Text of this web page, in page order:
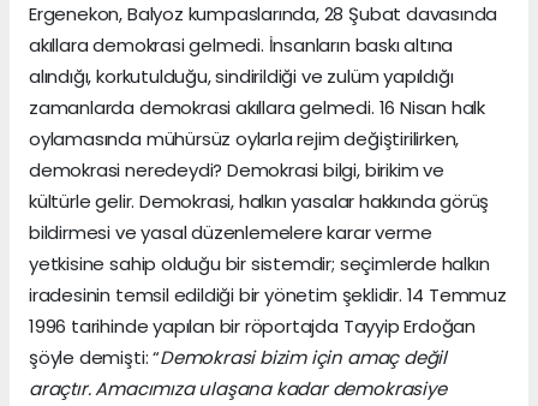
Ergenekon, Balyoz kumpaslarında, 28 Şubat davasında
akıllara demokrasi gelmedi. İnsanların baskı altına
alındığı, korkutulduğu, sindirildiği ve zulüm yapıldığı
zamanlarda demokrasi akıllara gelmedi. 16 Nisan halk
oylamasında mühürsüz oylarla rejim değiştirilirken,
demokrasi neredeydi? Demokrasi bilgi, birikim ve
kültürle gelir. Demokrasi, halkın yasalar hakkında görüş
bildirmesi ve yasal düzenlemelere karar verme
yetkisine sahip olduğu bir sistemdir; seçimlerde halkın
iradesinin temsil edildiği bir yönetim şeklidir. 14 Temmuz
1996 tarihinde yapılan bir röportajda Tayyip Erdoğan
şöyle demişti: “Demokrasi bizim için amaç değil
araçtır. Amacımıza ulaşana kadar demokrasiye